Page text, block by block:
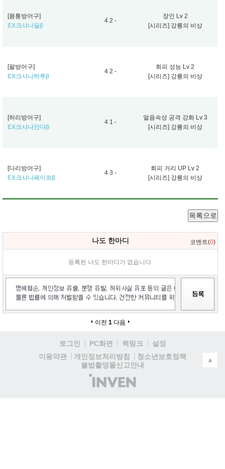
[몸통방어구]
EX크샤나딜β
4 2 -
장인 Lv 2
[시리즈] 강룡의 비상
[팔방어구]
EX크샤나하투β
4 2 -
회피 성능 Lv 2
[시리즈] 강룡의 비상
[허리방어구]
EX크샤나안다β
4 1 -
얼음속성 공격 강화 Lv 3
[시리즈] 강룡의 비상
[다리방어구]
EX크샤나페이르β
4 3 -
회피 거리 UP Lv 2
[시리즈] 강룡의 비상
목록으로
나도 한마디 코멘트(0)
등록된 나도 한마디가 없습니다.
이전 1 다음
로그인 PC화면 퀵링크
설정
이용약관
개인정보처리방침
청소년보호정책
불법촬영물신고안내
(주)
인
▲